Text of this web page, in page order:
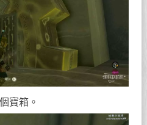
寶箱。